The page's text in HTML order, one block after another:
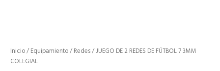
Inicio/Equipamiento/Redes/ JUEGO DE 2 REDES DE FÚTBOL 7 3MM
COLEGIAL